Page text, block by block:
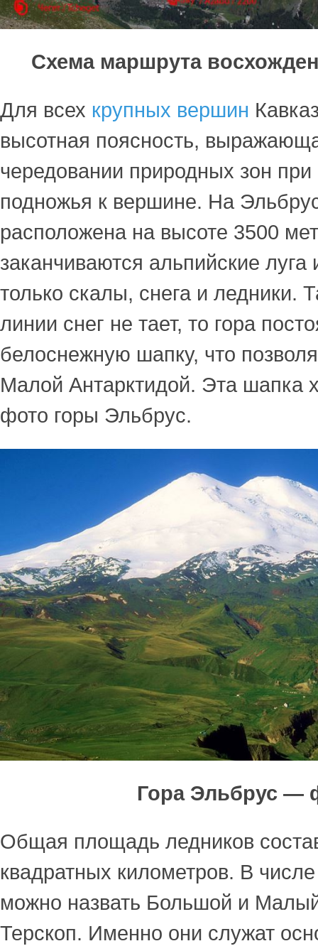
Схема маршрута
Для всех крупных вершин
высотная поясность,
чередовании природных зон
подножья к вершине. На
расположена на высоте 3500
заканчиваются альпийские
только скалы, снега и ледники.
линии снег не тает, то гора
белоснежную шапку, что
Малой Антарктидой. Эта шапка
фото горы Эльбрус.
Гора Эльбрус —
Общая площадь ледников
квадратных километров. В
можно назвать Большой и
Терскоп. Именно они служат